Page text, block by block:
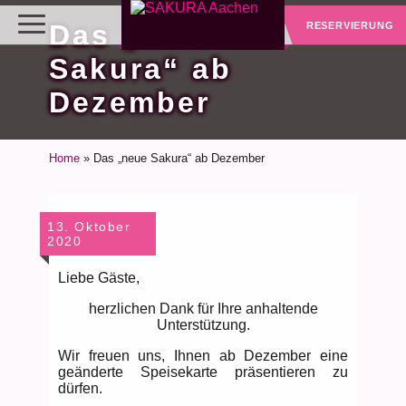
RESERVIERUNG
Das „neue
Sakura“ ab
Dezember
Home » Das „neue Sakura“ ab Dezember
13. Oktober
2020
Liebe Gäste,
herzlichen Dank für Ihre anhaltende
Unterstützung.
Wir freuen uns, Ihnen ab Dezember eine
geänderte Speisekarte präsentieren zu
dürfen.